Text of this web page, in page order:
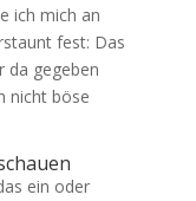
ich mich an
fest: Das
da gegeben
nicht böse
ein oder